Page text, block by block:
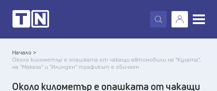
X
Начало >
Около километър е опашката от чакащи автомобили на "Кулата",
на "Маказа" и "Илинден" трафикът е обичаен
Около километър е опашката от чакащи